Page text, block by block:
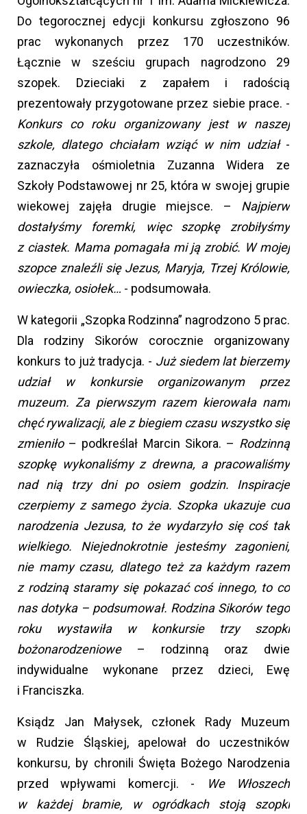
Do tegorocznej edycji konkursu zgłoszono 96
prac wykonanych przez 170 uczestników.
Łącznie w sześciu grupach nagrodzono 29
szopek. Dzieciaki z zapałem i radością
prezentowały przygotowane przez siebie prace. -
Konkurs co roku organizowany jest w naszej
szkole, dlatego chciałam wziąć w nim udział-
zaznaczyła ośmioletnia Zuzanna Widera ze
Szkoły Podstawowej nr 25, która w swojej grupie
wiekowej zajęła drugie miejsce. – Najpierw
dostałyśmy foremki, więc szopkę zrobiłyśmy
z ciastek. Mama pomagała mi ją zrobić. W mojej
szopce znaleźli się Jezus, Maryja, Trzej Królowie,
owieczka, osiołek… - podsumowała.
W kategorii „Szopka Rodzinna” nagrodzono 5 prac.
Dla rodziny Sikorów corocznie organizowany
konkurs to już tradycja. - Już siedem lat bierzemy
udział w konkursie organizowanym przez
muzeum. Za pierwszym razem kierowała nami
chęć rywalizacji, ale z biegiem czasu wszystko się
zmieniło– podkreślał Marcin Sikora. – Rodzinną
szopkę wykonaliśmy z drewna, a pracowaliśmy
nad nią trzy dni po osiem godzin. Inspiracje
czerpiemy z samego życia. Szopka ukazuje cud
narodzenia Jezusa, to że wydarzyło się coś tak
wielkiego. Niejednokrotnie jesteśmy zagonieni,
nie mamy czasu, dlatego też za każdym razem
z rodziną staramy się pokazać coś innego, to co
nas dotyka – podsumował. Rodzina Sikorów tego
roku wystawiła w konkursie trzy szopki
bożonarodzeniowe– rodzinną oraz dwie
indywidualne wykonane przez dzieci, Ewę
i Franciszka.
Ksiądz Jan Małysek, członek Rady Muzeum
w Rudzie Śląskiej, apelował do uczestników
konkursu, by chronili Święta Bożego Narodzenia
przed wpływami komercji. -
We Włoszech
w każdej bramie, w ogródkach stoją szopki